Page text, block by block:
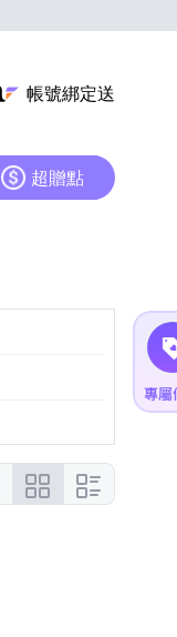
帳號綁定送
超贈點